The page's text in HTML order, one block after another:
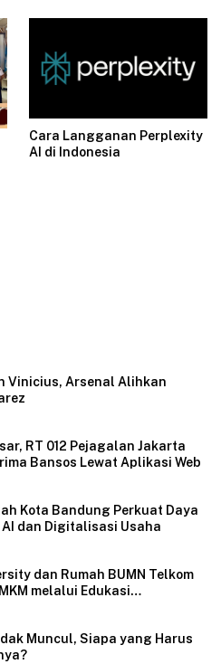
Cara Langganan Perplexity
AI di Indonesia
Vinicius, Arsenal Alihkan
RT 012 Pejagalan Jakarta
Bansos Lewat Aplikasi Web
Kota Bandung Perkuat Daya
dan Digitalisasi Usaha
dan Rumah BUMN Telkom
melalui Edukasi
Muncul, Siapa yang Harus